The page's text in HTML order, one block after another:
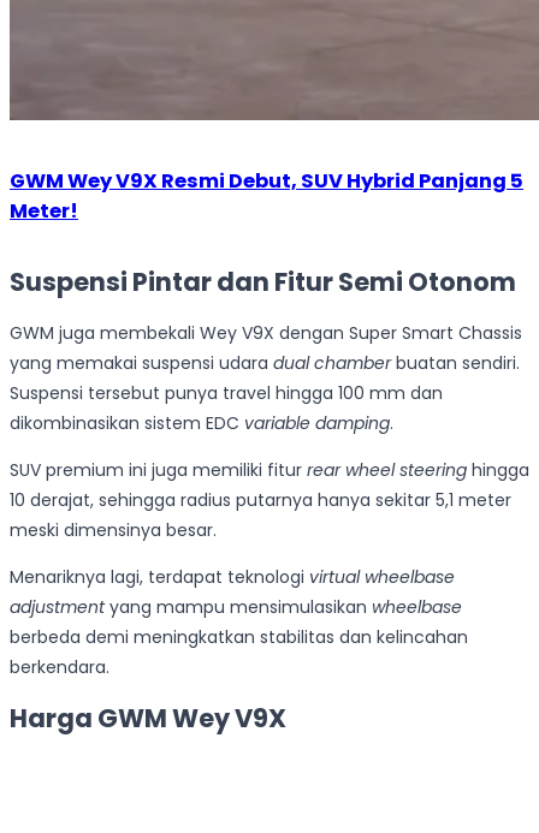
GWM Wey V9X Resmi Debut, SUV Hybrid Panjang 5
Meter!
Suspensi Pintar dan Fitur Semi Otonom
GWM juga membekali Wey V9X dengan Super Smart Chassis
yang memakai suspensi udara dual chamberbuatan sendiri.
Suspensi tersebut punya travel hingga 100 mm dan
dikombinasikan sistem EDC variable damping.
SUV premium ini juga memiliki fitur rear wheel steering hingga
10 derajat, sehingga radius putarnya hanya sekitar 5,1 meter
meski dimensinya besar.
Menariknya lagi, terdapat teknologi virtual wheelbase
adjustmentyang mampu mensimulasikan wheelbase
berbeda demi meningkatkan stabilitas dan kelincahan
berkendara.
Harga GWM Wey V9X